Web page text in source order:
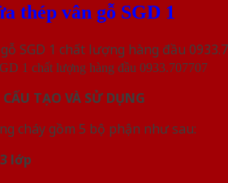
thép vân gỗ SGD 1
1 chất lượng hàng đầu 0933.707707
CẤU TẠO VÀ SỬ DỤNG
cháy gồm 5 bộ phận như sau:
lớp